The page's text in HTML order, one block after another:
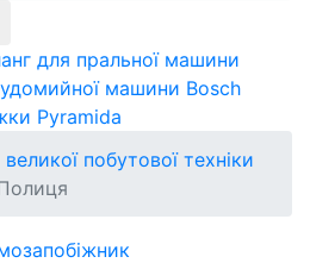
для пральної машини
машини Bosch
Pyramida
побутової техніки